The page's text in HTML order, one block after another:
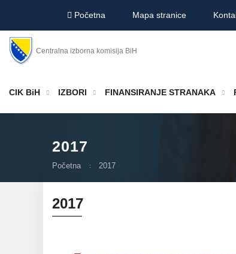
Početna Mapa stranice
Centralna izborna komisija BiH
CIK BiH IZBORI FINANSIRANJE STRANAKA
2017
Početna 2017
2017